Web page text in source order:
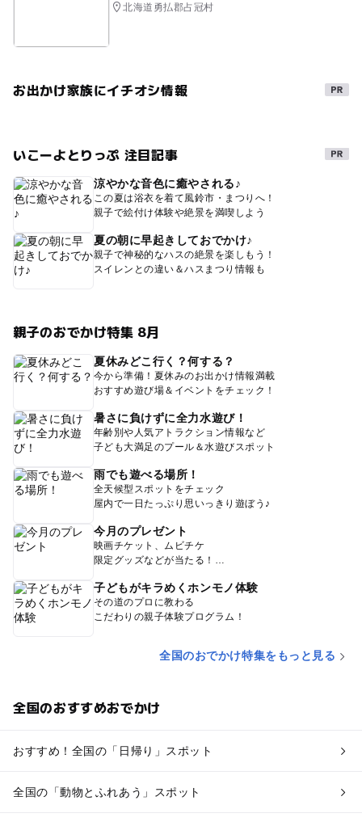
北海道勇払郡占冠村
お出かけ家族にイチオシ情報
いこーよとりっぷ 注目記事
涼やかな音色に癒やされる♪
この夏は浴衣を着て風鈴市・まつりへ！
親子で絵付け体験や絶景を満喫しよう
夏の朝に早起きしておでかけ♪
親子で神秘的なハスの絶景を楽しもう！
スイレンとの違い＆ハスまつり情報も
親子のおでかけ特集 8月
夏休みどこ行く？何する？
今から準備！夏休みのお出かけ情報満載
おすすめ遊び場＆イベントをチェック！
暑さに負けずに全力水遊び！
年齢別や人気アトラクション情報など
子ども大満足のプール＆水遊びスポット
雨でも遊べる場所！
全天候型スポットをチェック
屋内で一日たっぷり思いっきり遊ぼう♪
今月のプレゼント
映画チケット、ムビチケ
限定グッズなどが当たる！
子どもがキラめくホンモノ体験
その道のプロに教わる
こだわりの親子体験プログラム！
全国のおでかけ特集をもっと見る
全国のおすすめおでかけ
おすすめ！全国の「日帰り」スポット
全国の「動物とふれあう」スポット